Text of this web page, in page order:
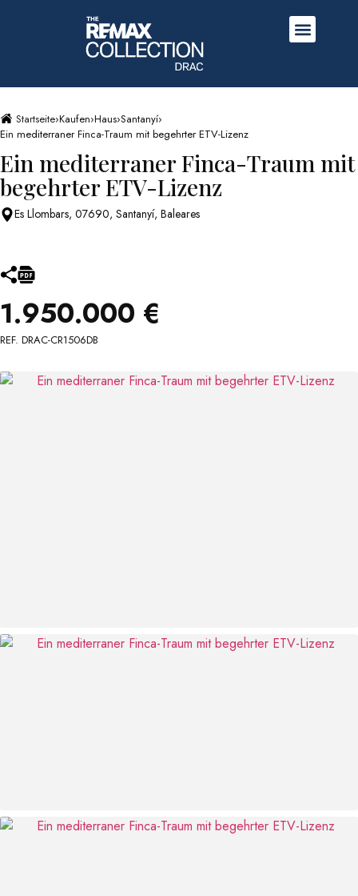
Startseite›Kaufen›Haus›Santanyí›
Ein mediterraner Finca-Traum mit begehrter ETV-Lizenz
Ein mediterraner Finca-Traum mit
begehrter ETV-Lizenz
Es Llombars, 07690, Santanyí, Baleares
1.950.000 €
REF. DRAC-CR1506DB